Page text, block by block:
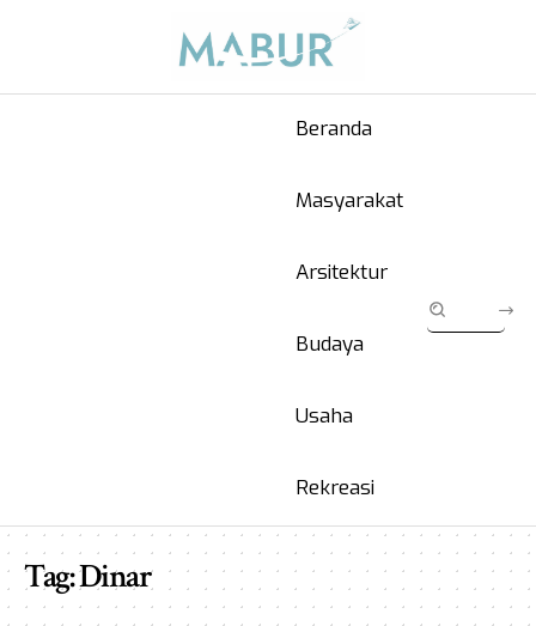
Beranda
Masyarakat
Arsitektur
Budaya
Usaha
Rekreasi
Tag:Dinar